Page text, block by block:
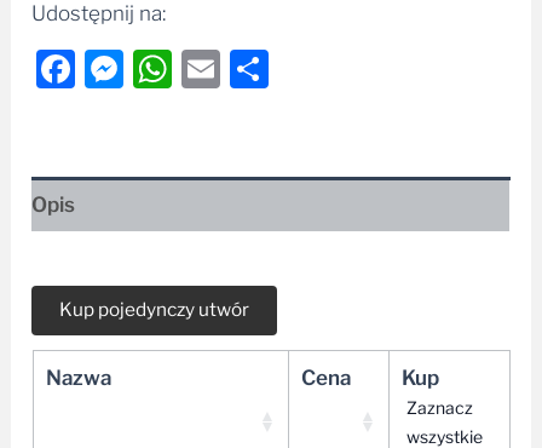
Udostępnij na:
Facebook
Messenger
WhatsApp
Email
Opis
Nazwa Cena Kup
Zaznacz
wszystkie